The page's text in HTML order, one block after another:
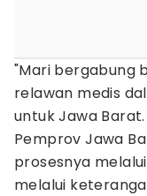
"Mari bergabung
relawan medis
untuk Jawa
Pemprov Jawa
prosesnya
melalui